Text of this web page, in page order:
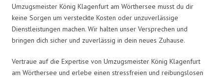
Umzugsmeister König Klagenfurt am Wörthersee musst du dir
keine Sorgen um versteckte Kosten oder unzuverlässige
Dienstleistungen machen. Wir halten unser Versprechen und
bringen dich sicher und zuverlässig in dein neues Zuhause.
Vertraue auf die Expertise von Umzugsmeister König Klagenfurt
am Wörthersee und erlebe einen stressfreien und reibungslosen